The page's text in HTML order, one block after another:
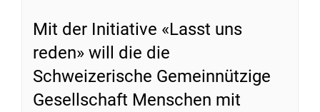
Mit der Initiative «Lasst uns
reden» will die die
Schweizerische Gemeinnützige
Gesellschaft Menschen mit